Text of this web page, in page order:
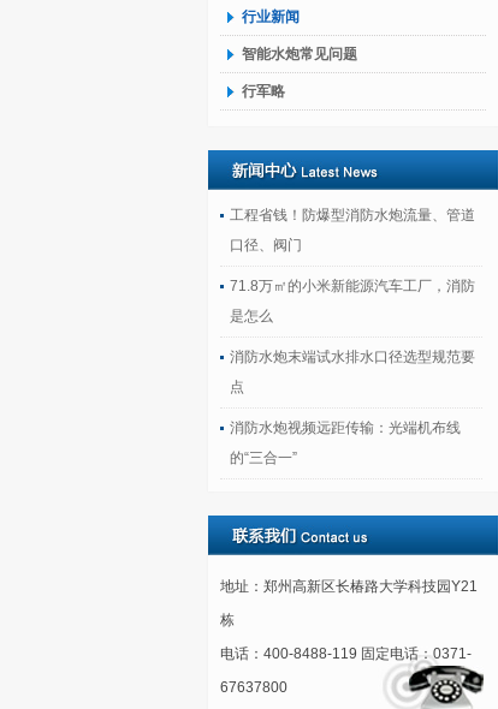
行业新闻
智能水炮常见问题
行军略
工程省钱！防爆型消防水炮流量、管道
口径、阀门
71.8万㎡的小米新能源汽车工厂，消防
是怎么
消防水炮末端试水排水口径选型规范要
点
消防水炮视频远距传输：光端机布线
的“三合一”
地址：郑州高新区长椿路大学科技园Y21
栋
电话：400-8488-119 固定电话：0371-
67637800